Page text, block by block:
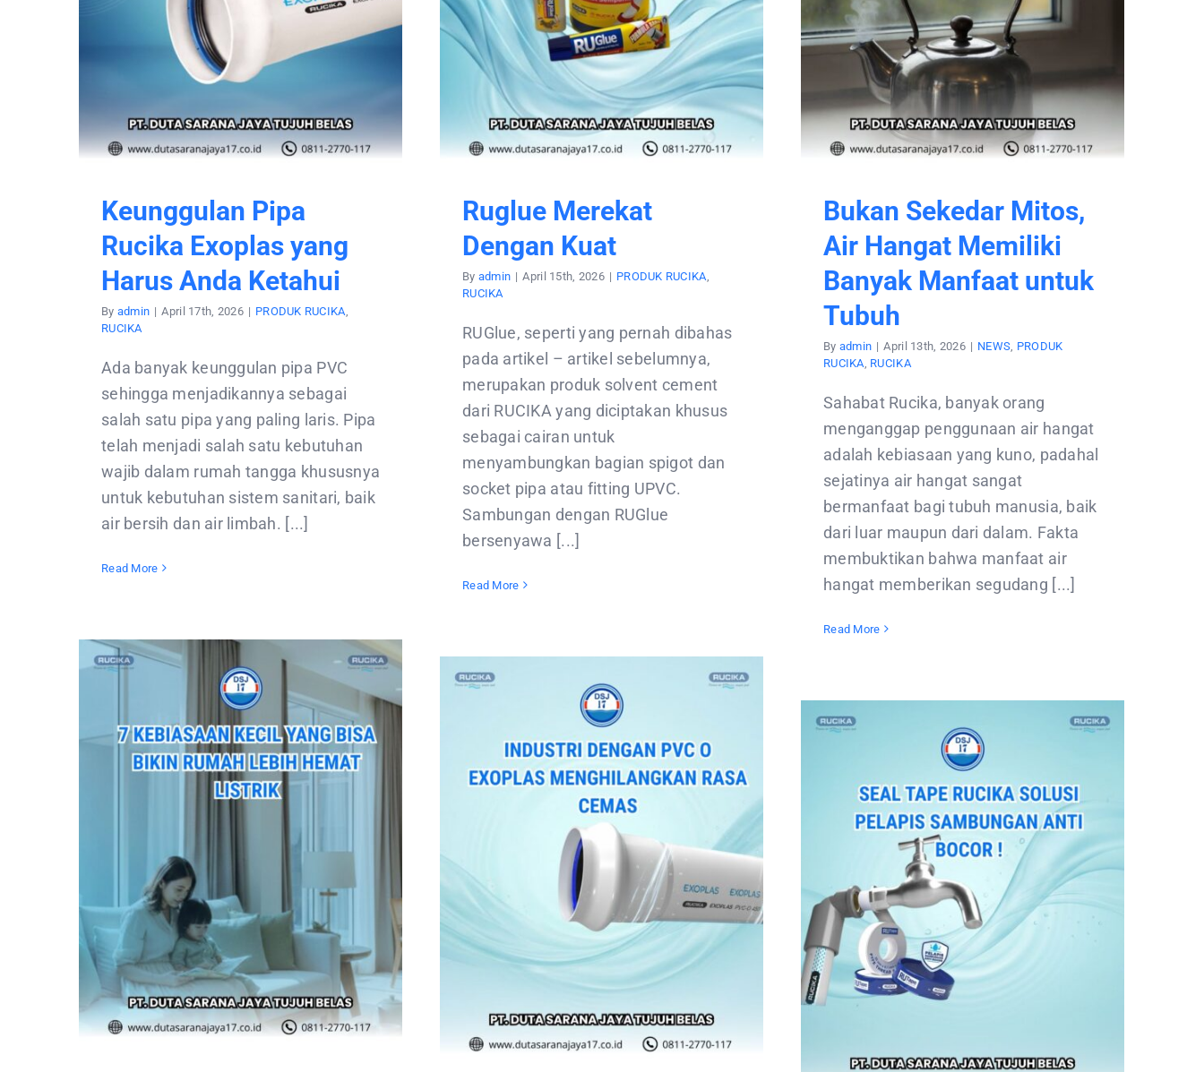
Keunggulan Pipa
Rucika Exoplas yang
Harus Anda Ketahui
By admin | April 17th, 2026 | PRODUK RUCIKA
RUCIKA
Ada banyak keunggulan pipa PVC
sehingga menjadikannya sebagai
salah satu pipa yang paling laris. Pipa
telah menjadi salah satu kebutuhan
wajib dalam rumah tangga khususnya
untuk kebutuhan sistem sanitari, baik
air bersih dan air limbah. [...]
Read More
Ruglue Merekat
Dengan Kuat
By admin | April 15th, 2026 | PRODUK RUCIKA
RUCIKA
RUGlue, seperti yang pernah dibahas
pada artikel – artikel sebelumnya,
merupakan produk solvent cement
dari RUCIKA yang diciptakan khusus
sebagai cairan untuk
menyambungkan bagian spigot dan
socket pipa atau fitting UPVC.
Sambungan dengan RUGlue
bersenyawa [...]
Read More
Bukan Sekedar Mitos,
Air Hangat Memiliki
Banyak Manfaat untuk
Tubuh
By admin | April 13th, 2026 | NEWS PRODUK
RUCIKA RUCIKA
Sahabat Rucika, banyak orang
menganggap penggunaan air hangat
adalah kebiasaan yang kuno, padahal
sejatinya air hangat sangat
bermanfaat bagi tubuh manusia, baik
dari luar maupun dari dalam. Fakta
membuktikan bahwa manfaat air
hangat memberikan segudang [...]
Read More